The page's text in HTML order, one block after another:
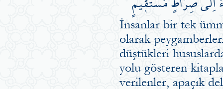
İnsanlar bir tek
olarak
düştükleri
yolu gösteren
verilenler, apaçık